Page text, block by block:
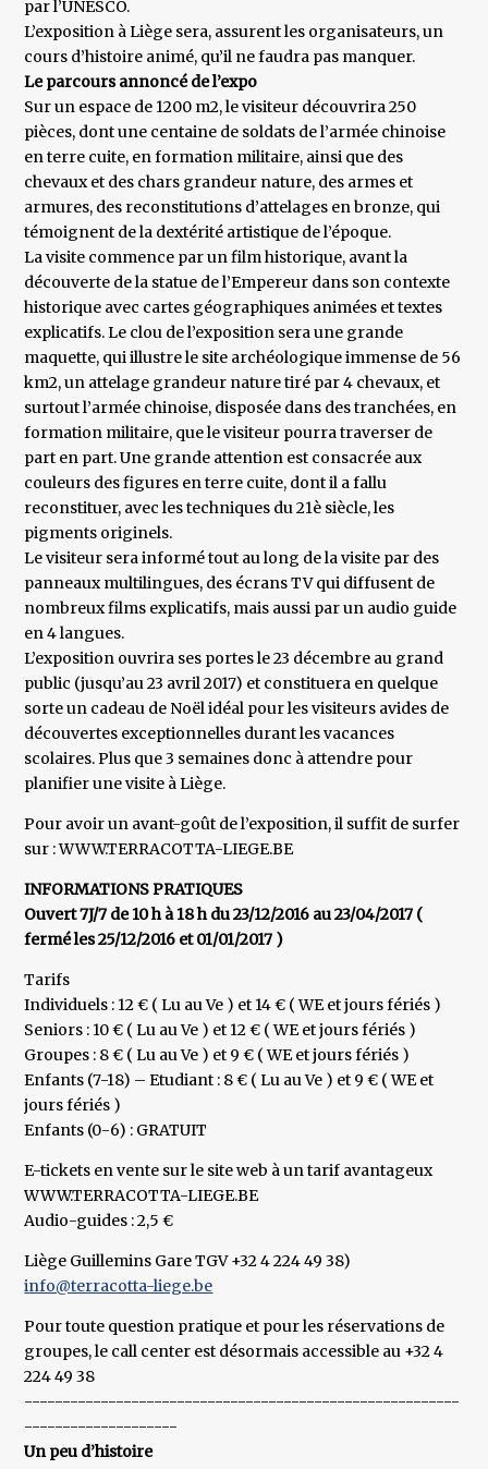
par l’UNESCO.
L’exposition à Liège sera, assurent les organisateurs, un
cours d’histoire animé, qu’il ne faudra pas manquer.
Le parcours annoncé de l’expo
Sur un espace de 1200 m2, le visiteur découvrira 250
pièces, dont une centaine de soldats de l’armée chinoise
en terre cuite, en formation militaire, ainsi que des
chevaux et des chars grandeur nature, des armes et
armures, des reconstitutions d’attelages en bronze, qui
témoignent de la dextérité artistique de l’époque.
La visite commence par un film historique, avant la
découverte de la statue de l’Empereur dans son contexte
historique avec cartes géographiques animées et textes
explicatifs. Le clou de l’exposition sera une grande
maquette, qui illustre le site archéologique immense de 56
km2, un attelage grandeur nature tiré par 4 chevaux, et
surtout l’armée chinoise, disposée dans des tranchées, en
formation militaire, que le visiteur pourra traverser de
part en part. Une grande attention est consacrée aux
couleurs des figures en terre cuite, dont il a fallu
reconstituer, avec les techniques du 21è siècle, les
pigments originels.
Le visiteur sera informé tout au long de la visite par des
panneaux multilingues, des écrans TV qui diffusent de
nombreux films explicatifs, mais aussi par un audio guide
en 4 langues.
L’exposition ouvrira ses portes le 23 décembre au grand
public (jusqu’au 23 avril 2017) et constituera en quelque
sorte un cadeau de Noël idéal pour les visiteurs avides de
découvertes exceptionnelles durant les vacances
scolaires. Plus que 3 semaines donc à attendre pour
planifier une visite à Liège.
Pour avoir un avant-goût de l’exposition, il suffit de surfer
sur : WWW.TERRACOTTA-LIEGE.BE
INFORMATIONS PRATIQUES
Ouvert 7J/7 de 10 h à 18 h du 23/12/2016 au 23/04/2017 (
fermé les 25/12/2016 et 01/01/2017 )
Tarifs
Individuels : 12 € ( Lu au Ve ) et 14 € ( WE et jours fériés )
Seniors : 10 € ( Lu au Ve ) et 12 € ( WE et jours fériés )
Groupes : 8 € ( Lu au Ve ) et 9 € ( WE et jours fériés )
Enfants (7-18) – Etudiant : 8 € ( Lu au Ve ) et 9 € ( WE et
jours fériés )
Enfants (0-6) : GRATUIT
E-tickets en vente sur le site web à un tarif avantageux
WWW.TERRACOTTA-LIEGE.BE
Audio-guides : 2,5 €
Liège Guillemins Gare TGV +32 4 224 49 38)
info@terracotta-liege.be
Pour toute question pratique et pour les réservations de
groupes, le call center est désormais accessible au +32 4
224 49 38
---------------------------------------------------------
--------------------
Un peu d’histoire